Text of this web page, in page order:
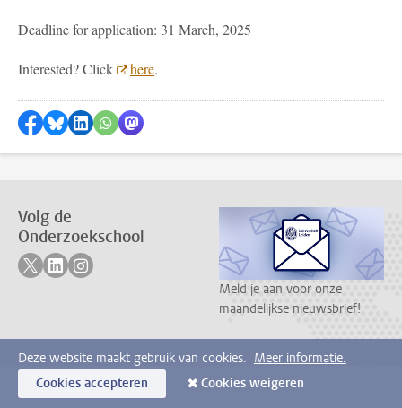
Deadline for application: 31 March, 2025
Interested? Click here.
Delen op Facebook
Delen via Bluesky
Delen op LinkedIn
???shareWhatsApp???
Delen via Mastodon
Volg de
Onderzoekschool
Volg ons op twitter
Volg ons op linkedin
Volg ons op instagram
Meld je aan voor onze
maandelijkse nieuwsbrief!
Deze website maakt gebruik van cookies. Meer informatie.
Cookies accepteren
Cookies weigeren